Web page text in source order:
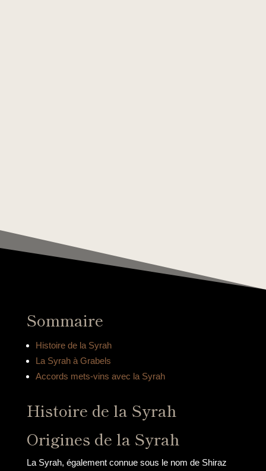
Sommaire
Histoire de la Syrah
La Syrah à Grabels
Accords mets-vins avec la Syrah
Histoire de la Syrah
Origines de la Syrah
La Syrah, également connue sous le nom de Shiraz